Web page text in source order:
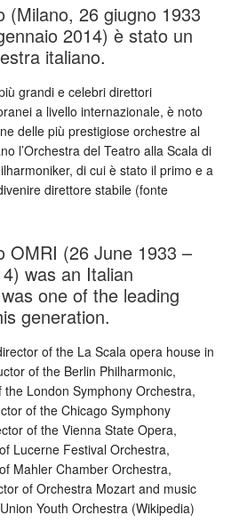
(Milano, 26 giugno 1933
2014) è stato un
italiano.
grandi e celebri direttori
a livello internazionale, è noto
delle più prestigiose orchestre al
l’Orchestra del Teatro alla Scala di
di cui è stato il primo e a
direttore stabile (fonte
OMRI (26 June 1933 –
was an Italian
one of the leading
generation.
of the La Scala opera house in
of the Berlin Philharmonic,
London Symphony Orchestra,
of the Chicago Symphony
of the Vienna State Opera,
Lucerne Festival Orchestra,
Mahler Chamber Orchestra,
of Orchestra Mozart and music
Youth Orchestra (Wikipedia)